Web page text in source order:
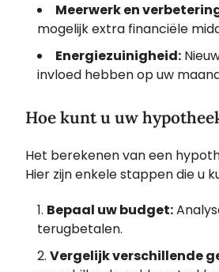
Meerwerk en
mogelijk extra financiële
Energiezuinigheid:
invloed hebben op uw
Hoe kunt u uw
Het berekenen van een
Hier zijn enkele stappen die u
Bepaal uw budget:
terugbetalen.
Vergelijk verschillende